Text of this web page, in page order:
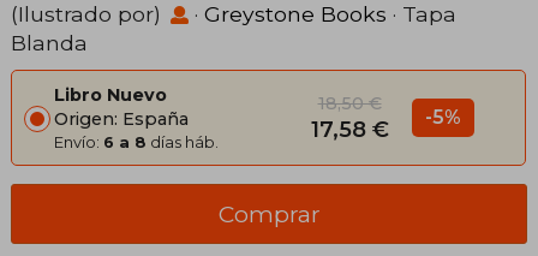
(Ilustrado por)
· Greystone Books · Tapa
Blanda
Libro Nuevo
Origen: España
Envío: 6 a 8 días háb.
18,50 €
17,58 € -5%
Comprar